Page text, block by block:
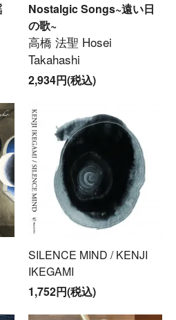
Nostalgic Songs~遠い日
の歌~
高橋 法聖 Hosei
Takahashi
2,934円(税込)
SILENCE MIND / KENJI
IKEGAMI
1,752円(税込)